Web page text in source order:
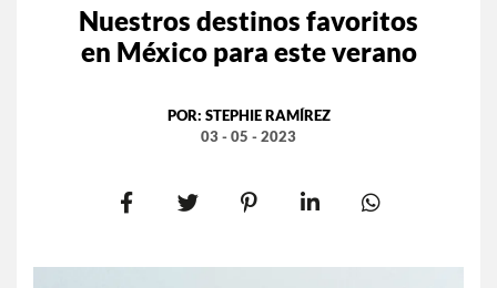
Nuestros destinos favoritos
en México para este verano
POR: STEPHIE RAMÍREZ
03 - 05 - 2023